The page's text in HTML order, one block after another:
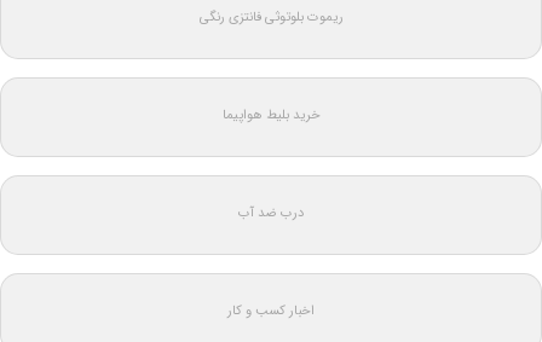
ریموت بلوتوثی فانتزی رنگی
خرید بلیط هواپیما
درب ضد آب
اخبار کسب و کار